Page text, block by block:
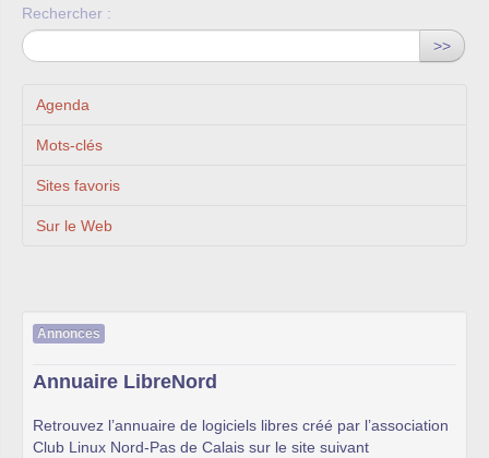
Rechercher :
>>
Agenda
Mots-clés
Sites favoris
Sur le Web
Annonces
Annuaire LibreNord
Retrouvez l’annuaire de logiciels libres créé par l’association
Club Linux Nord-Pas de Calais sur le site suivant